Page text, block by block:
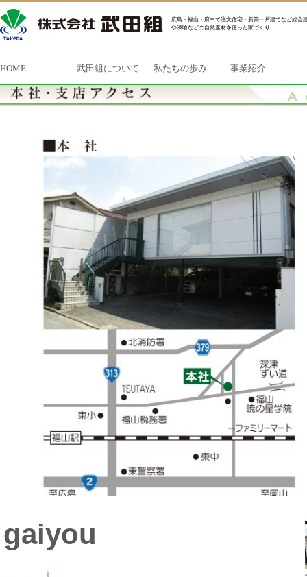
広島・福山・府中で注文住宅・新築一戸建てなど総合
や漆喰などの自然素材を使った家づくり
HOME 武田組について 私たちの歩み 事業紹介
gaiyou